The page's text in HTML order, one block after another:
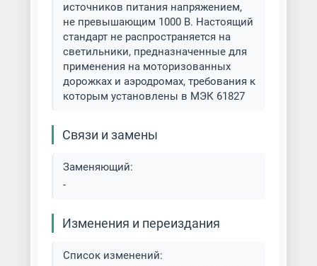
источников питания напряжением,
не превышающим 1000 В. Настоящий
стандарт не распространяется на
светильники, предназначенные для
применения на моторизованных
дорожках и аэродромах, требования к
которым установлены в МЭК 61827
Связи и замены
Заменяющий:
-
Изменения и переиздания
Список изменений: